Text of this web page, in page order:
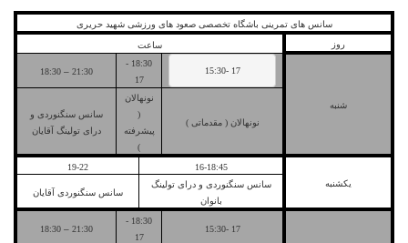
سانس های تمرینی باشگاه تخصصی صعود های ورزشی شهید حریری
روز
ساعت
شنبه
17 -15:30
18:30 -
17
21:30
–
نونهالان ( مقدماتی )
نونهالان
(
پیشرفته
)
سانس سنگنوردی و
درای تولینگ آقایان
یکشنبه
16-18:45
19-22
سانس سنگنوردی و درای تولینگ
بانوان
سانس سنگنوردی آقایان
17 -15:30
18:30 -
17
21:30
–